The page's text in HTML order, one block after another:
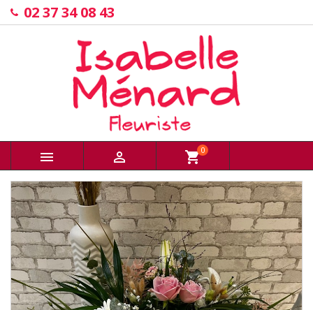
02 37 34 08 43
  shopping_cart0